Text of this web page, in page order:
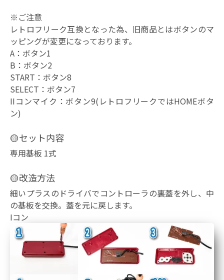
※ご注意
レトロフリーク互換となった為、旧商品とはボタンのマ
ッピングが変更になっております。
A：ボタン1
B：ボタン2
START：ボタン8
SELECT：ボタン7
IIコンマイク：ボタン9(レトロフリークではHOMEボタ
ン)
🟡セット内容
専用基板 1式
🟡改造方法
細いプラスのドライバでコントローラの裏蓋を外し、中
の基板を交換。蓋を元に戻します。
Iコン